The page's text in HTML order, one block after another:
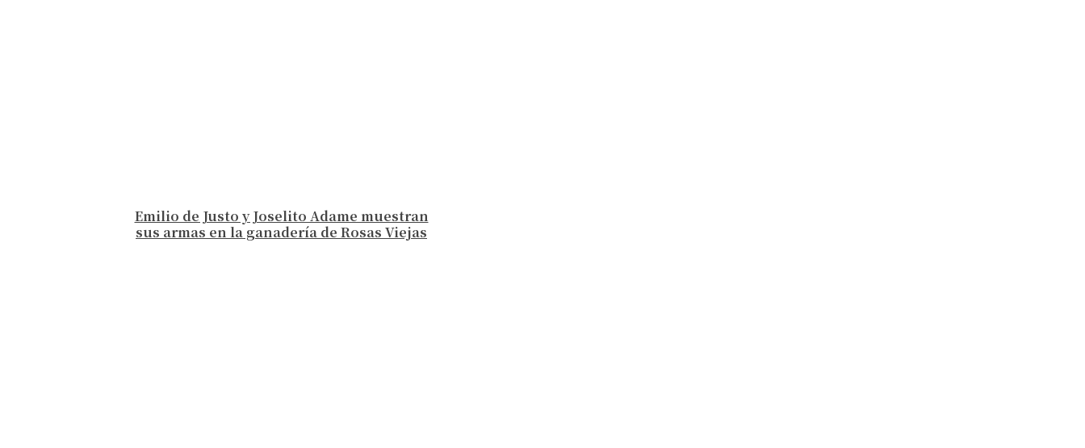
Emilio de Justo y Joselito Adame muestran
sus armas en la ganadería de Rosas Viejas